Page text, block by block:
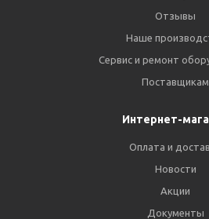
Отзывы
Наше
Сервис и ремонт
Поставщикам
Интернет-
Оплата и
Новости
Акции
Документы